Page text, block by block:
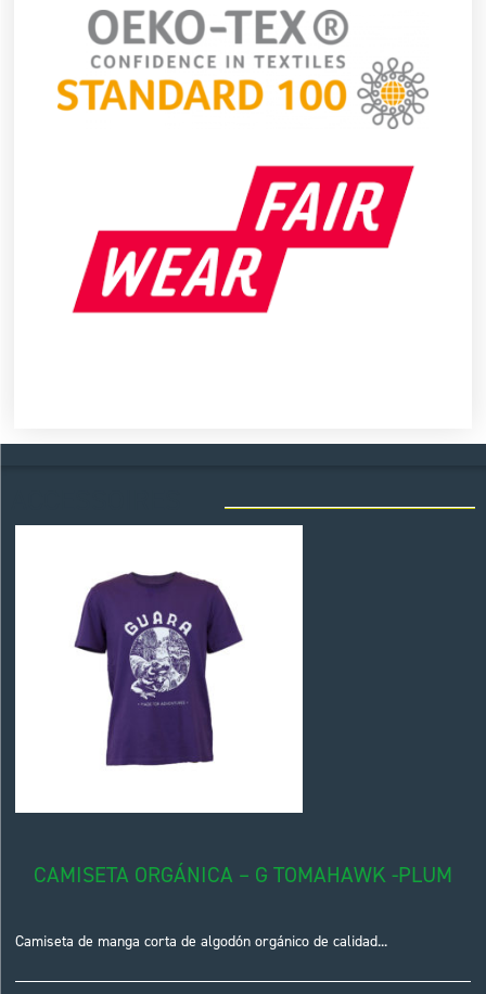
CAMISETA ORGÁNICA – G TOMAHAWK -PLUM
Camiseta de manga corta de algodón orgánico de calidad...